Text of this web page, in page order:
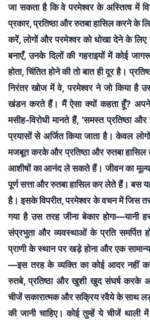
जा सकता है कि वे परमेश्वर के अस्तित्व में
प्रकार, प्रतिष्ठा और रुतबा हासिल करने के
करें, लोगों और परमेश्वर को धोखा देने के लिए
बनाएँ, उनके दिलों की गहराइयों में कोई
होता, चिंतित होने की तो बात ही दूर है।
निरंतर खोज में वे, परमेश्वर ने जो किया है
खंडन करते हैं। मैं ऐसा क्यों कहता हूँ? अपने
मसीह-विरोधी मानते हैं, ‘समस्त प्रतिष्ठा
प्रयासों से अर्जित किया जाता है। केवल
मजबूत करके और प्रतिष्ठा और रुतबा हासिल
आशीषों का आनंद ले सकते हैं। जीवन का मूल्य
पूर्ण सत्ता और रुतबा हासिल कर लेते हैं। बस
है। इसके विपरीत, परमेश्वर के वचन में जिस
गया है उस तरह जीना बेकार होगा—यानी
संप्रभुता और व्यवस्थाओं के प्रति समर्पित
प्राणी के स्थान पर खड़े होना और एक
—इस तरह के व्यक्ति का कोई आदर नहीं
रुतबे, प्रतिष्ठा और खुशी खुद संघर्ष करके
चीजें सकारात्मक और सक्रिय रवैये के साथ
की जानी चाहिए। कोई तुम्हें ये चीजें थाली